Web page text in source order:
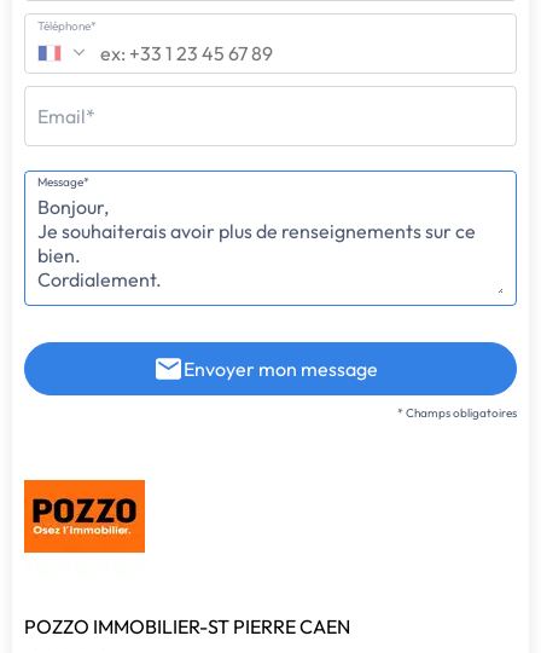
Téléphone*
Email*
Message*
Envoyer mon message
* Champs obligatoires
POZZO IMMOBILIER-ST PIERRE CAEN